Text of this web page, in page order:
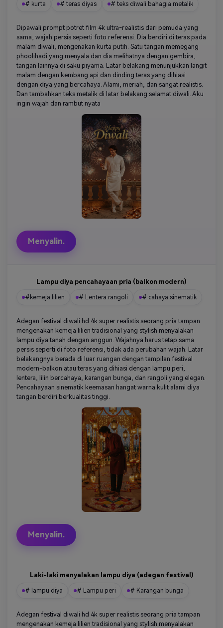
# kurta # teras diyas # teks diwali bahagia metalik
Dipawali prompt potret film 4k ultra-realistis dari pemuda yang
sama, wajah persis seperti foto referensi. Dia berdiri di teras pada
malam diwali, mengenakan kurta putih. Satu tangan memegang
phoolihadi yang menyala dan dia melihatnya dengan gembira,
tangan lainnya di saku piyama. Latar belakang menunjukkan langit
malam dengan kembang api dan dinding teras yang dihiasi
dengan diya yang bercahaya. Alami, meriah, dan sangat realistis.
Dan tambahkan teks metalik di latar belakang selamat diwali. Aku
ingin wajah dan rambut nyata
Menyalin.
Lampu diya pencahayaan pria (balkon modern)
#kemeja lilien # Lentera rangoli # cahaya sinematik
Adegan festival diwali hd 4k super realistis seorang pria tampan
mengenakan kemeja lilien tradisional yang stylish menyalakan
lampu diya tanah dengan anggun. Wajahnya harus tetap sama
persis seperti di foto referensi, tidak ada perubahan wajah. Latar
belakangnya berada di luar ruangan dengan tampilan festival
modern-balkon atau teras yang dihiasi dengan lampu peri,
lentera, lilin bercahaya, karangan bunga, dan rangoli yang elegan.
Pencahayaan sinematik keemasan hangat warna kulit alami diya
tangan berdiri berkualitas tinggi.
Menyalin.
Laki-laki menyalakan lampu diya (adegan festival)
# lampu diya # Lampu peri # Karangan bunga
Adegan festival diwali hd 4k super realistis seorang pria tampan
mengenakan kemeja lilien tradisional yang stylish menyalakan